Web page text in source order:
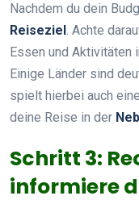
Nachdem du dein
Reiseziel . Achte
Essen und Aktivitäten
Einige Länder sind
spielt hierbei auch
deine Reise in der
Schritt 3:
informiere